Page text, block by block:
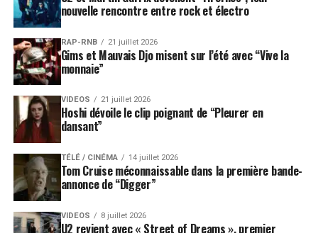
nouvelle rencontre entre rock et électro
RAP-RNB 21 juillet 2026
Gims et Mauvais Djo misent sur l’été avec “Vive la
monnaie”
VIDEOS 21 juillet 2026
Hoshi dévoile le clip poignant de “Pleurer en
dansant”
TÉLÉ / CINÉMA 14 juillet 2026
Tom Cruise méconnaissable dans la première bande-
annonce de “Digger”
VIDEOS 8 juillet 2026
U2 revient avec « Street of Dreams », premier